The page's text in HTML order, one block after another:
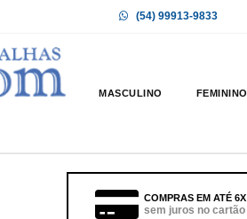
(54) 99913-9833
MASCULINO FEMININO
COMPRAS EM ATÉ 6X
sem juros no cartão